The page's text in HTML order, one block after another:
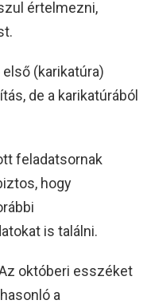
értelmezni,
(karikatúra)
de a karikatúrából
feladatsornak
hogy
is találni.
októberi esszéket
a